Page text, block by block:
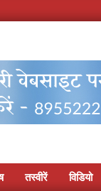
तस्वीरें विडियो